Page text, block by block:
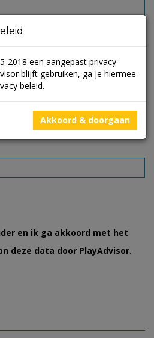
en ik ga akkoord met het
deze data door PlayAdvisor.
2018 een aangepast privacy
blijft gebruiken, ga je hiermee
beleid.
Akkoord & doorgaan